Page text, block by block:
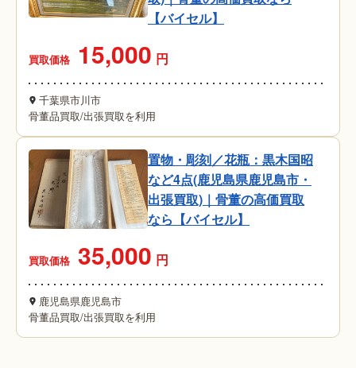
【バイセル】
買取価格 15,000 円
千葉県市川市
骨董品買取/出張買取を利用
置物・彫刻／花瓶：黒木国昭
など4点(鹿児島県鹿児島市・
出張買取)｜骨董の高価買取
なら【バイセル】
買取価格 35,000 円
鹿児島県鹿児島市
骨董品買取/出張買取を利用